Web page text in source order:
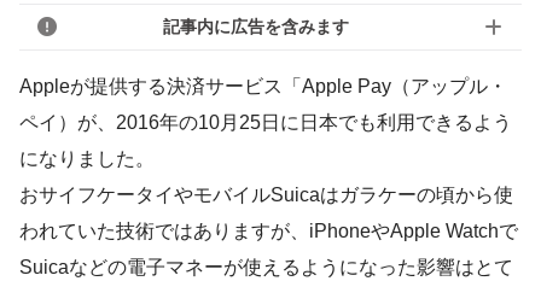
記事内に広告を含みます
Appleが提供する決済サービス「Apple Pay（アップル・
ペイ）が、2016年の10月25日に日本でも利用できるよう
になりました。
おサイフケータイやモバイルSuicaはガラケーの頃から使
われていた技術ではありますが、iPhoneやApple Watchで
Suicaなどの電子マネーが使えるようになった影響はとて